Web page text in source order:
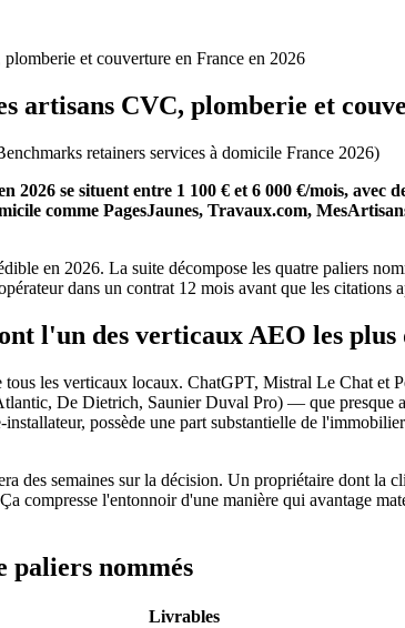
et couverture en France en 2026
artisans CVC, plomberie et
retainers services à domicile France 2026)
2026 se situent entre 1 100 € et 6 000 €/mois,
comme PagesJaunes, Travaux.com,
en 2026. La suite décompose les quatre paliers
dans un contrat 12 mois avant que les citations
l'un des verticaux AEO les plus
les verticaux locaux. ChatGPT, Mistral Le Chat et
De Dietrich, Saunier Duval Pro) — que presque
possède une part substantielle de
des semaines sur la décision. Un propriétaire dont la
compresse l'entonnoir d'une manière qui avantage
nommés
Livrables